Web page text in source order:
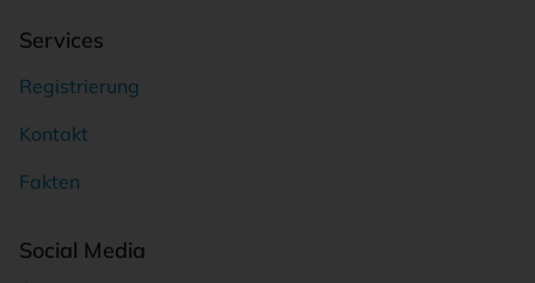
Services
Registrierung
Kontakt
Fakten
Social Media